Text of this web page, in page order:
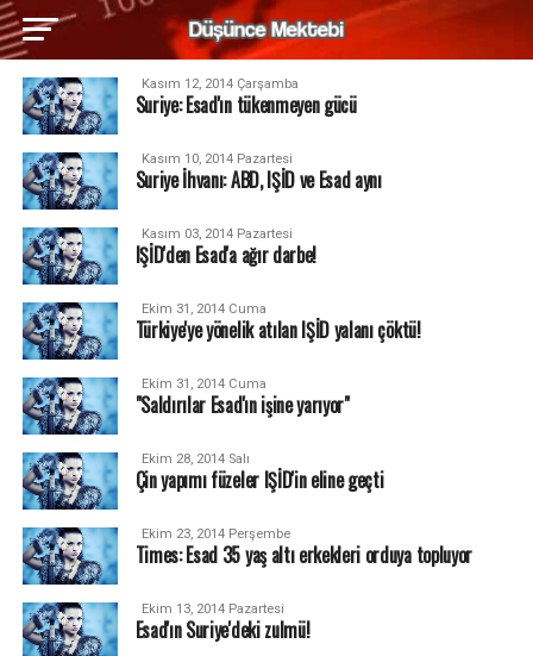
Kasım 12, 2014 Çarşamba
Suriye: Esad'ın tükenmeyen gücü
Kasım 10, 2014 Pazartesi
Suriye İhvanı: ABD, IŞİD ve Esad aynı
Kasım 03, 2014 Pazartesi
IŞİD'den Esad'a ağır darbe!
Ekim 31, 2014 Cuma
Türkiye'ye yönelik atılan IŞİD yalanı çöktü!
Ekim 31, 2014 Cuma
"Saldırılar Esad'ın işine yarıyor"
Ekim 28, 2014 Salı
Çin yapımı füzeler IŞİD'in eline geçti
Ekim 23, 2014 Perşembe
Times: Esad 35 yaş altı erkekleri orduya topluyor
Ekim 13, 2014 Pazartesi
Esad'ın Suriye'deki zulmü!